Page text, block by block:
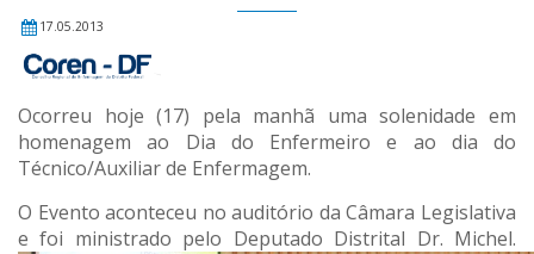
17.05.2013
Ocorreu hoje (17) pela manhã uma solenidade em
homenagem ao Dia do Enfermeiro e ao dia do
Técnico/Auxiliar de Enfermagem.
O Evento aconteceu no auditório da Câmara Legislativa
e foi ministrado pelo Deputado Distrital Dr. Michel.